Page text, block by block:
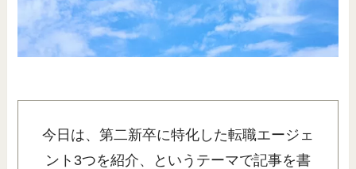
今日は、第二新卒に特化した転職エージェ
ント3つを紹介、というテーマで記事を書